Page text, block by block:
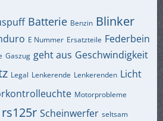
Batterie Benzin Blinker
E Nummer Ersatzteile Federbein
Gaszug geht aus Geschwindigkeit
Legal Lenkerende Lenkerenden Licht
Motorprobleme
rs125r Scheinwerfer seltsam